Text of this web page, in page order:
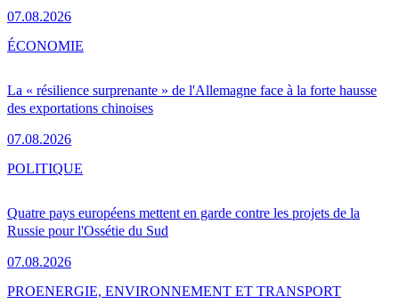
07.08.2026
La « résilience surprenante » de l'Allemagne face à la forte hausse
des exportations chinoises
07.08.2026
ÉCONOMIE
Quatre pays européens mettent en garde contre les projets de la
Russie pour l'Ossétie du Sud
07.08.2026
POLITIQUE
PROENERGIE, ENVIRONNEMENT ET TRANSPORT